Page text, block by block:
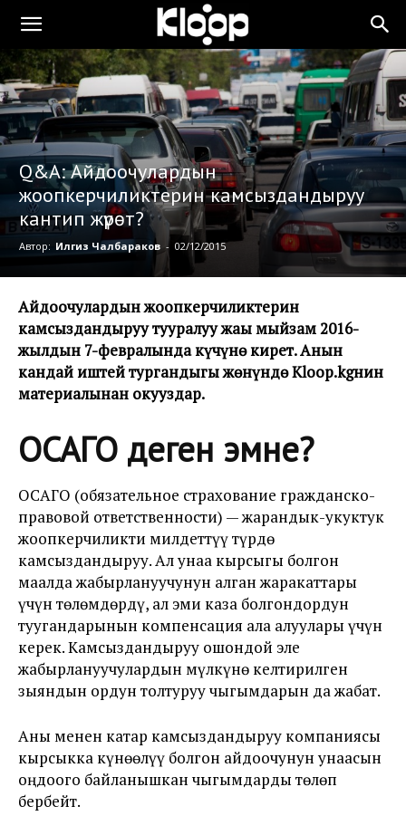
Q&A: Айдоочулардын
жоопкерчиликтерин камсыздандыруу
кантип жүрөт?
Автор: Илгиз Чалбараков - 02/12/2015
Айдоочулардын жоопкерчиликтерин
камсыздандыруу тууралуу жаңы мыйзам 2016-
жылдын 7-февралында күчүнө кирет. Анын
кандай иштей тургандыгы жөнүндө Kloop.kgнин
материалынан окуңуздар.
ОСАГО деген эмне?
ОСАГО (обязательное страхование гражданско-
правовой ответственности) — жарандык-укуктук
жоопкерчиликти милдеттүү түрдө
камсыздандыруу. Ал унаа кырсыгы болгон
маалда жабырлануучунун алган жаракаттары
үчүн төлөмдөрдү, ал эми каза болгондордун
туугандарынын компенсация ала алуулары үчүн
керек. Камсыздандыруу ошондой эле
жабырлануучулардын мүлкүнө келтирилген
зыяндын ордун толтуруу чыгымдарын да жабат.
Аны менен катар камсыздандыруу компаниясы
кырсыкка күнөөлүү болгон айдоочунун унаасын
оңдоого байланышкан чыгымдарды төлөп
бербейт.